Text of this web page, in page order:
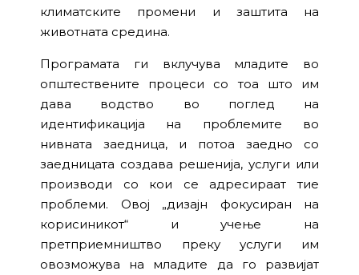
климатските промени и заштита на
животната средина.
Програмата ги вклучува младите во
општествените процеси со тоа што им
дава водство во поглед на
идентификација на проблемите во
нивната заедница, и потоа заедно со
заедницата создава решенија, услуги или
производи со кои се адресираат тие
проблеми. Овој „дизајн фокусиран на
корисиникот“ и учење на
претприемништво преку услуги им
овозможува на младите да го развијат